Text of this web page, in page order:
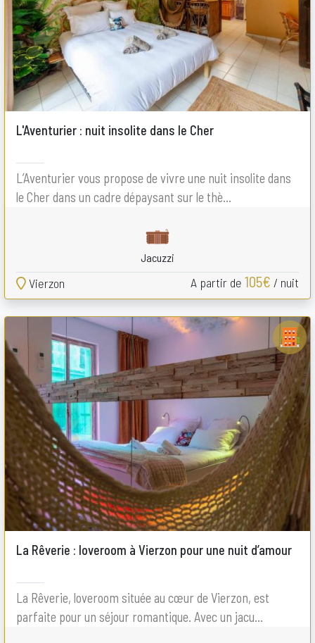
L'Aventurier : nuit insolite dans le Cher
L’Aventurier vous propose de vivre une nuit insolite dans
le Cher dans un cadre dépaysant sur le thè...
Jacuzzi
Vierzon A partir de 105€ / nuit
La Rêverie : loveroom à Vierzon pour une nuit d’amour
La Rêverie, loveroom située au cœur de Vierzon, est
parfaite pour un séjour romantique. Avec un jacu...